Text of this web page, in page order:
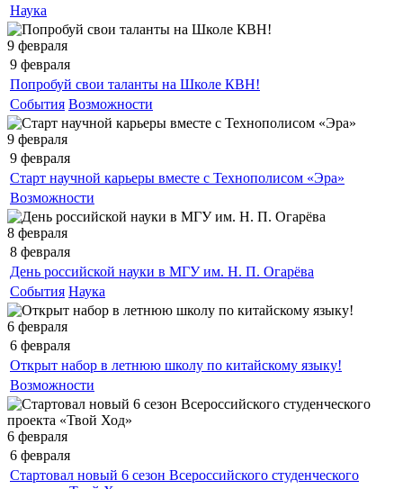
Наука
9 февраля
9 февраля
Попробуй свои таланты на Школе КВН!
События Возможности
9 февраля
9 февраля
Старт научной карьеры вместе с Технополисом «Эра»
Возможности
8 февраля
8 февраля
День российской науки в МГУ им. Н. П. Огарёва
События Наука
6 февраля
6 февраля
Открыт набор в летнюю школу по китайскому языку!
Возможности
6 февраля
6 февраля
Стартовал новый 6 сезон Всероссийского студенческого